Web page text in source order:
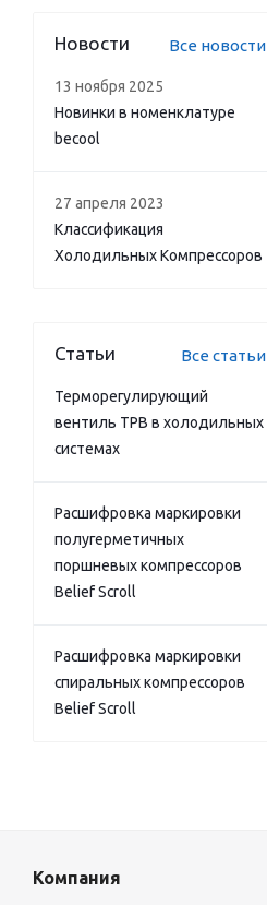
Новости Все новости
13 ноября 2025
Новинки в номенклатуре
becool
27 апреля 2023
Классификация
Холодильных Компрессоров
Статьи Все статьи
Терморегулирующий
вентиль ТРВ в холодильных
системах
Расшифровка маркировки
полугерметичных
поршневых компрессоров
Belief Scroll
Расшифровка маркировки
спиральных компрессоров
Belief Scroll
Компания